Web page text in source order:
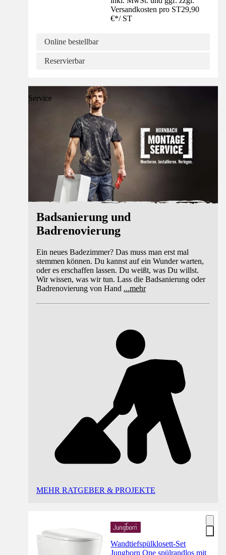
Versandkosten pro ST29,90
€*/ ST
Online bestellbar
Reservierbar
Service
Badsanierung und
Badrenovierung
Ein neues Badezimmer? Das muss man erst mal
stemmen können. Du kannst auf ein Wunder warten,
oder es erschaffen lassen. Du weißt, was Du willst.
Wir wissen, was wir tun. Lass die Badsanierung oder
Badrenovierung von Hand ...mehr
MEHR RATGEBER & PROJEKTE
Wandtiefspülklosett-Set
Jungborn One spülrandlos mit